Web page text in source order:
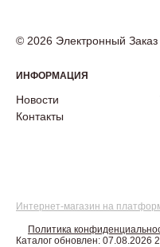
© 2026 Электронный Заказ
ИНФОРМАЦИЯ
Новости
Контакты
Интернет-магазин на
Политика
Каталог обновлен: 07.08.2026